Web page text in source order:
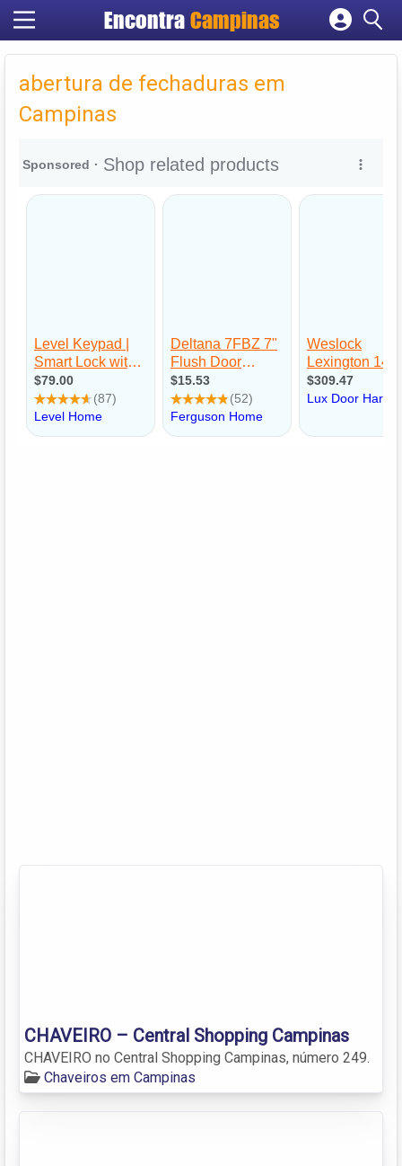
Encontra Campinas
Cadastrar empresa
Criar conta
abertura de fechaduras em
Campinas
CHAVEIRO – Central Shopping Campinas
CHAVEIRO no Central Shopping Campinas, número 249.
Chaveiros em Campinas